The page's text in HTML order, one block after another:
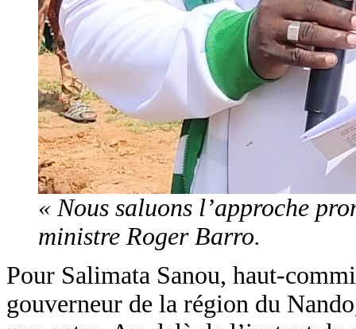
« Nous saluons l’approche
ministre Roger Barro.
Pour Salimata Sanou, haut-
gouverneur de la région du